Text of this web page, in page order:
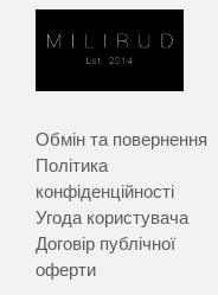
Обмін та повернення
Політика
конфіденційності
Угода користувача
Договір публічної
оферти